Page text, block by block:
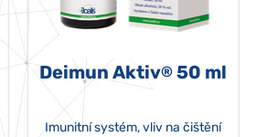
Deimun Aktiv® 50 ml
Imunitní systém, vliv na čištění